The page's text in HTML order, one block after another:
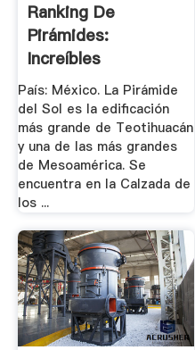
Ranking De
Pirámides:
Increíbles
Construcciones .
País: México. La Pirámide
del Sol es la edificación
más grande de Teotihuacán
y una de las más grandes
de Mesoamérica. Se
encuentra en la Calzada de
los ...